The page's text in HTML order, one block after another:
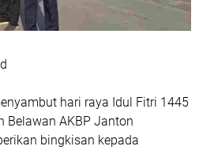
hari raya Idul Fitri 1445
Belawan AKBP Janton
bingkisan kepada